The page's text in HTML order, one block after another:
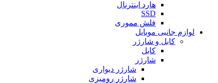
هارد اینترنال
SSD
فلش مموری
لوازم جانبی موبایل
کابل و شارژر
کابل
شارژر
شارژر دیواری
شارژر رومیزی